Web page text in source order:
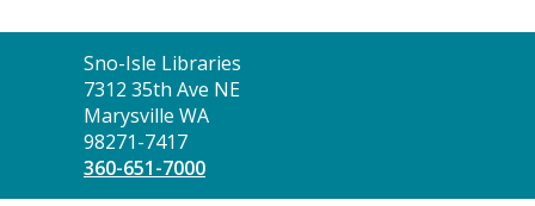
Contact
the
Library
Sno-Isle Libraries
7312 35th Ave NE
Marysville WA
98271-7417
360-651-7000